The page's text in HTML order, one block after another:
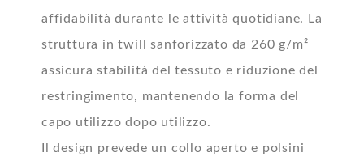
affidabilità durante le attività quotidiane. La
struttura in twill sanforizzato da 260 g/m²
assicura stabilità del tessuto e riduzione del
restringimento, mantenendo la forma del
capo utilizzo dopo utilizzo.
Il design prevede un collo aperto e polsini